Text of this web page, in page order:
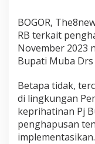
BOGOR,
RB terkait
November 2023
Bupati Muba Drs
Betapa tidak,
di lingkungan
keprihatinan Pj
penghapusan
implementasikan.